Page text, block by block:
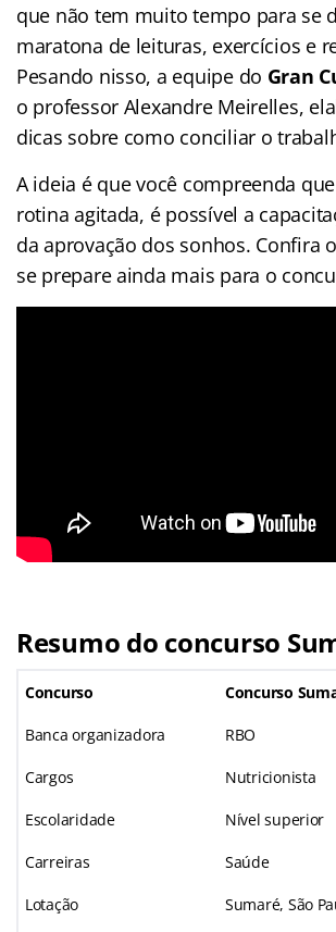
que não tem muito tempo para se
maratona de leituras, exercícios e
Pesando nisso, a equipe do Gran
o professor Alexandre Meirelles,
dicas sobre como conciliar o
A ideia é que você compreenda
rotina agitada, é possível a
da aprovação dos sonhos. Confira
se prepare ainda mais para o
Resumo do concurso
Concurso Concurso
Banca organizadora RBO
Cargos Nutricionista
Escolaridade Nível superior
Carreiras Saúde
Lotação Sumaré, São